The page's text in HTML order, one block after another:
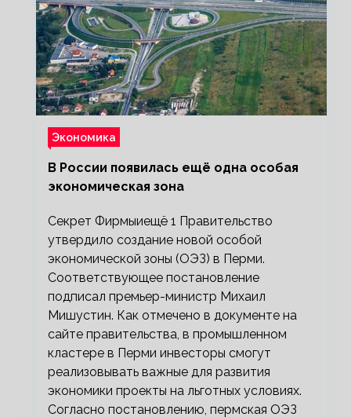
Экономика
В России появилась ещё одна особая
экономическая зона
Секрет Фирмыиещё 1 Правительство
утвердило создание новой особой
экономической зоны (ОЭЗ) в Перми.
Соответствующее постановление
подписал премьер-министр Михаил
Мишустин. Как отмечено в документе на
сайте правительства, в промышленном
кластере в Перми инвесторы смогут
реализовывать важные для развития
экономики проекты на льготных условиях.
Согласно постановлению, пермская ОЭЗ